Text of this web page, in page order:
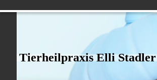
Tierheilpraxis Elli Stadler